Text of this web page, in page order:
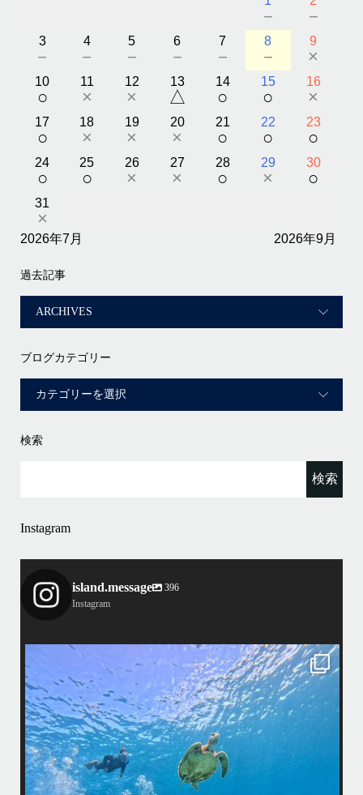
－ －
3
－
4
－
5
－
6
－
7
－
8
－
9
×
10
○
11
×
12
×
13
△
14
○
15
○
16
×
17
○
18
×
19
×
20
×
21
○
22
○
23
○
24
○
25
○
26
×
27
×
28
○
29
×
30
○
31
×
2026年7月 2026年9月
過去記事
ブログカテゴリー
検索
Instagram
island.message
396
Instagram
island.message
渋谷さん(船長)20年来のリピーター様&
そのお仲間の皆様とケラマへ行って来ました！
・
天気最高ー！
ウミガメ日和で初ダイビングの方もばっちり見れました
・
あっという間の一日でした！
また一緒に潜りましょう
ありがとうございました